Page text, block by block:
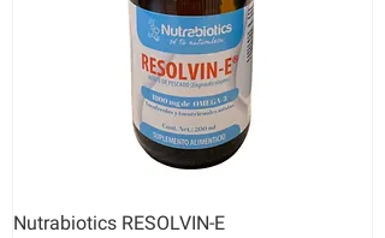
Nutrabiotics RESOLVIN-E